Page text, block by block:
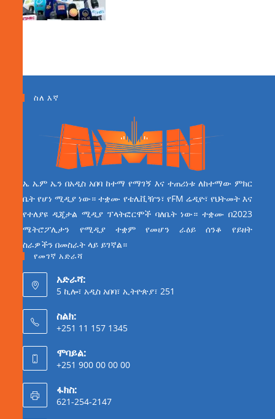
ስለ እኛ
ኤ ኤም ኤን በአዲስ አበባ ከተማ የማገኝ እና ተጠሪነቱ ለከተማው ምክር
ቤት የሆነ ሚዲያ ነው። ተቋሙ የቴሌቪዥን፣ የFM ሬዲዮ፣ የህትመት እና
የተለያዩ ዲጂታል ሚዲያ ፕላትፎርሞች ባለቤት ነው። ተቋሙ በ2023
ሜትሮፖሊታን የሚዲያ ተቋም የመሆን ራዕይ ሰንቆ የይዘት
ስራዎችን በመስራት ላይ ይገኛል።
የመገኛ አድራሻ
አድራሻ:
5 ኪሎ፣ አዲስ አበባ፣ ኢትዮጵያ፣ 251
ስልክ:
+251 11 157 1345
ሞባይል:
+251 900 00 00 00
ፋክስ:
621-254-2147